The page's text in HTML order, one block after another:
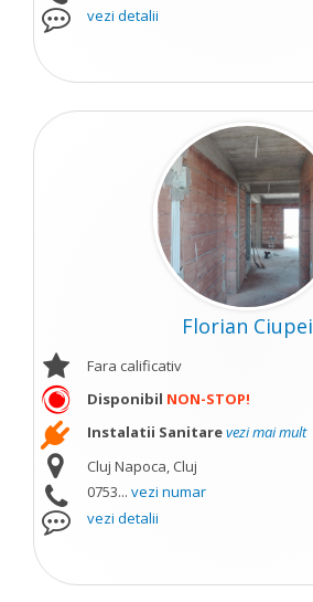
vezi detalii
Florian Ciupei
Fara calificativ
Disponibil NON-STOP!
Instalatii Sanitarevezi mai mult
Cluj Napoca, Cluj
0753... vezi numar
vezi detalii